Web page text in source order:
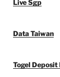
Live Sgp
Data Taiwan
Togel Deposit